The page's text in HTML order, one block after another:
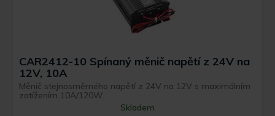
CAR2412-10 Spínaný měnič napětí z 24V na
12V, 10A
Měnič stejnosměrného napětí z 24V na 12V s maximálním
zatížením 10A/120W.
Skladem